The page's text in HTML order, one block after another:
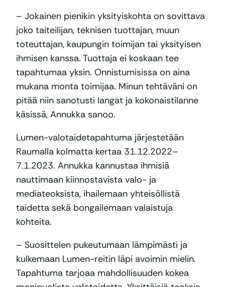
– Jokainen pienikin yksityiskohta on sovittava
joko taiteilijan, teknisen tuottajan, muun
toteuttajan, kaupungin toimijan tai yksityisen
ihmisen kanssa. Tuottaja ei koskaan tee
tapahtumaa yksin. Onnistumisissa on aina
mukana monta toimijaa. Minun tehtäväni on
pitää niin sanotusti langat ja kokonaistilanne
käsissä, Annukka sanoo.
Lumen-valotaidetapahtuma järjestetään
Raumalla kolmatta kertaa 31.12.2022–
7.1.2023. Annukka kannustaa ihmisiä
nauttimaan kiinnostavista valo- ja
mediateoksista, ihailemaan yhteisöllistä
taidetta sekä bongailemaan valaistuja
kohteita.
– Suosittelen pukeutumaan lämpimästi ja
kulkemaan Lumen-reitin läpi avoimin mielin.
Tapahtuma tarjoaa mahdollisuuden kokea